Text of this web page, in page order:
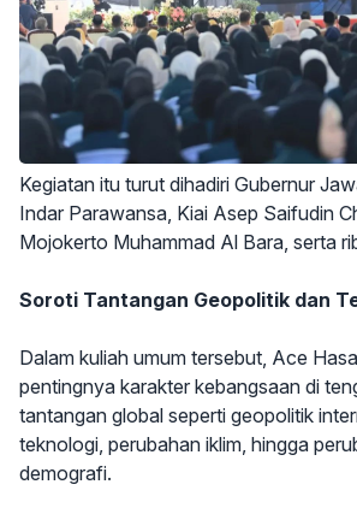
Kegiatan itu turut dihadiri Gubernur
Indar Parawansa, Kiai Asep Saifudin
Mojokerto Muhammad Al Bara, serta
Soroti Tantangan Geopolitik dan
Dalam kuliah umum tersebut, Ace
pentingnya karakter kebangsaan di
tantangan global seperti geopolitik
teknologi, perubahan iklim, hingga
demografi.